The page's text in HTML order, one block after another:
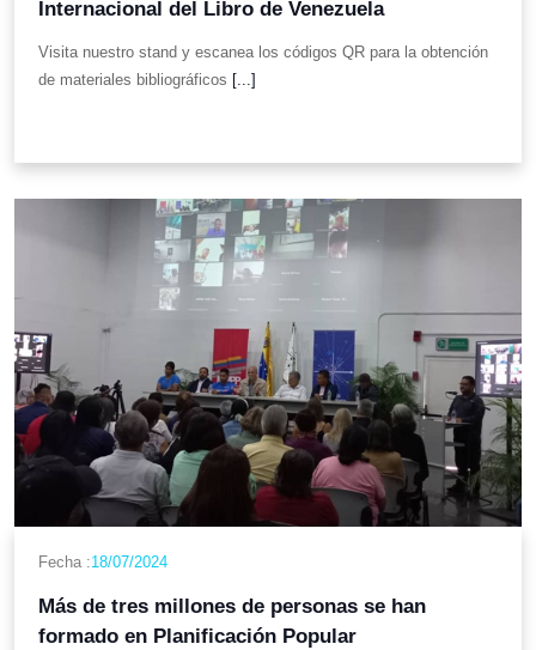
Internacional del Libro de Venezuela
Visita nuestro stand y escanea los códigos QR para la obtención
de materiales bibliográficos [...]
Fecha :18/07/2024
Más de tres millones de personas se han
formado en Planificación Popular